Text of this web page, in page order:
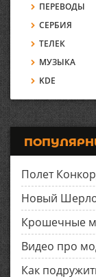
ПЕРЕВОДЫ
СЕРБИЯ
ТЕЛЕК
МУЗЫКА
KDE
Полет
Новый
Крошечные
Видео про
Как